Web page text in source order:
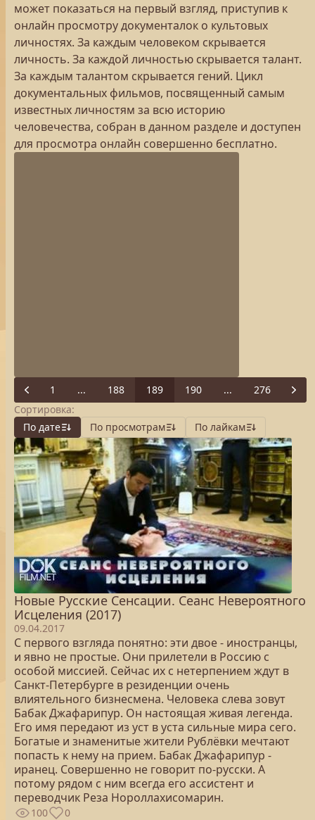
может показаться на первый взгляд, приступив к
онлайн просмотру документалок о культовых
личностях. За каждым человеком скрывается
личность. За каждой личностью скрывается талант.
За каждым талантом скрывается гений. Цикл
документальных фильмов, посвященный самым
известных личностям за всю историю
человечества, собран в данном разделе и доступен
для просмотра онлайн совершенно бесплатно.
Previous
1 ... 188 189 190 ... 276
Next
Сортировка:
По дате
По просмотрам По лайкам
Новые Русские Сенсации. Сеанс Невероятного
Исцеления (2017)
09.04.2017
С первого взгляда понятно: эти двое - иностранцы,
и явно не простые. Они прилетели в Россию с
особой миссией. Сейчас их с нетерпением ждут в
Санкт-Петербурге в резиденции очень
влиятельного бизнесмена. Человека слева зовут
Бабак Джафарипур. Он настоящая живая легенда.
Его имя передают из уст в уста сильные мира сего.
Богатые и знаменитые жители Рублёвки мечтают
попасть к нему на прием. Бабак Джафарипур -
иранец. Совершенно не говорит по-русски. А
потому рядом с ним всегда его ассистент и
переводчик Реза Нороллахисомарин.
100 0